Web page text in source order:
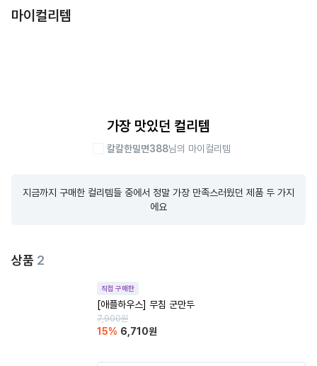
마이컬리템
가장 맛있던 컬리템
칼칼한밀면388님의 마이컬리템
지금까지 구매한 컬리템들 중에서 정말 가장 만족스러웠던 제품 두 가지
에요
상품 2
직접 구매한
[애플하우스] 무침 군만두
7,900원
15% 6,710원